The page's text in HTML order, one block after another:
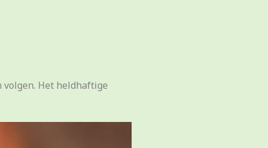
volgen. Het heldhaftige